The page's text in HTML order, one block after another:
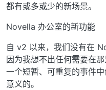
都有或多或少的新场景。
Novella 办公室的新功能
自 v2 以来，我们没有在
因为我想不出任何需要在
一个短暂、可重复的事件
意义的。